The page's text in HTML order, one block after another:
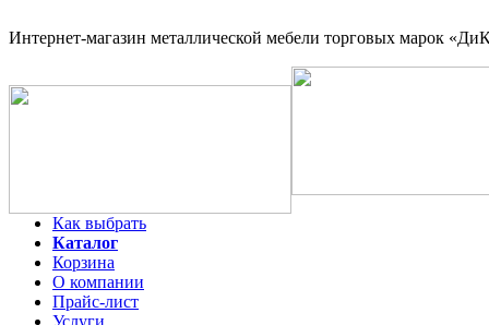
Интернет-магазин металлической мебели торговых марок
Как выбрать
Каталог
Корзина
О компании
Прайс-лист
Услуги